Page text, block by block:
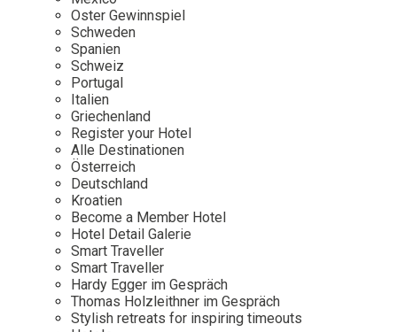
Mexico
Niederlande
Österreich
Portugal
Schweden
Spanien
Schweiz
Persönlichkeiten
Our Story
Career
Kontakt
Impressum
Oster Gewinnspiel
Schweden
Spanien
Schweiz
Portugal
Italien
Griechenland
Register your Hotel
Alle Destinationen
Österreich
Deutschland
Kroatien
Become a Member Hotel
Hotel Detail Galerie
Smart Traveller
Smart Traveller
Hardy Egger im Gespräch
Thomas Holzleithner im Gespräch
Stylish retreats for inspiring timeouts